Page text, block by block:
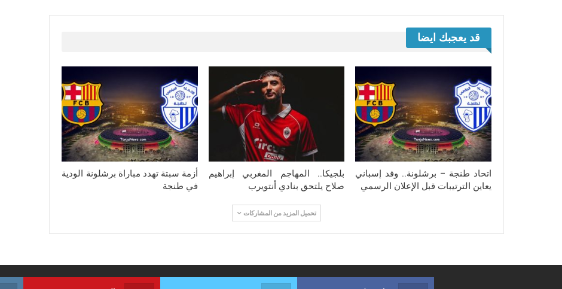
قد يعجبك ايضا
اتحاد طنجة – برشلونة.. وفد إسباني
يعاين الترتيبات قبل الإعلان الرسمي
بلجيكا.. المهاجم المغربي إبراهيم
صلاح يلتحق بنادي أنتويرب
أزمة سبتة تهدد مباراة برشلونة الودية
في طنجة
تحميل المزيد من المشاركات